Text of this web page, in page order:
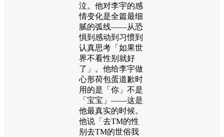
泣。他对李宇的感
情变化是全篇最细
腻的弧线——从恐
惧到感动到习惯到
认真思考「如果世
界不看性别就好
了」。他给李宇做
心形荷包蛋道歉时
用的是「你」不是
「宝宝」——这是
他最真实的时候。
他说「去TM的性
别去TM的世俗我